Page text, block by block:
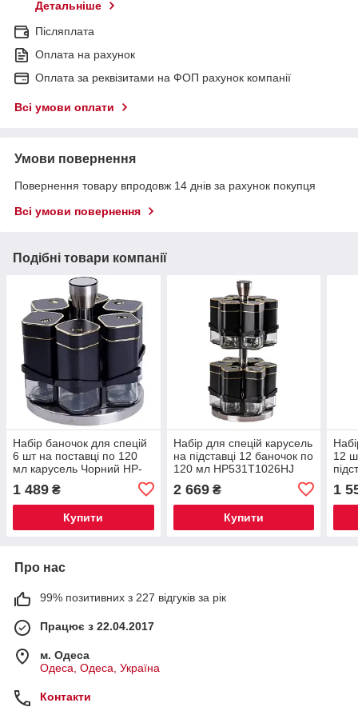
Детальніше
Післяплата
Оплата на рахунок
Оплата за реквізитами на ФОП рахунок компанії
Всі умови оплати
Умови повернення
Повернення товару впродовж 14 днів за рахунок покупця
Всі умови повернення
Подібні товари компанії
Набір баночок для спецій
6 шт на поставці по 120
мл карусель Чорний HP-
1 489 ₴
Купити
Набір для спецій карусель
на підставці 12 баночок по
120 мл HP531T1026HJ
2 669₴
Купити
12
1
Про нас
99% позитивних з 227 відгуків за рік
Працює з 22.04.2017
м. Одеса
Одеса, Одеса, Україна
Контакти